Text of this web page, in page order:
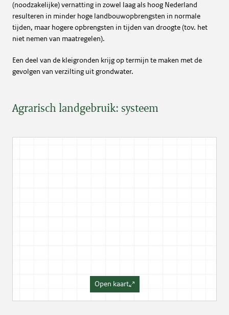
(noodzakelijke) vernatting in zowel laag als hoog Nederland
resulteren in minder hoge landbouwopbrengsten in normale
tijden, maar hogere opbrengsten in tijden van droogte (tov. het
niet nemen van maatregelen).
Een deel van de kleigronden krijg op termijn te maken met de
gevolgen van verzilting uit grondwater.
Agrarisch landgebruik: systeem
Open kaart